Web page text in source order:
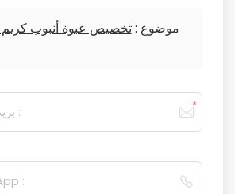
موضوع :